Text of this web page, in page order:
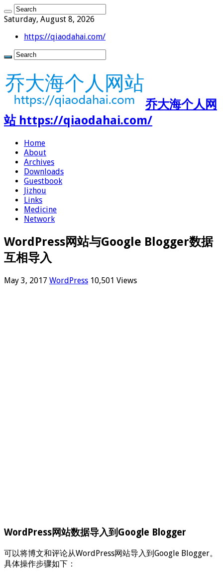
Saturday, August 8, 2026
https://qiaodahai.com/
乔大海个人网
站 https://qiaodahai.com/
Home
About
Archives
Downloads
Guestbook
Jizhou
Links
Medicine
Network
WordPress网站与Google Blogger数据
互相导入
May 3, 2017 WordPress 10,501 Views
WordPress网站数据导入到Google Blogger
可以将博文和评论从WordPress网站导入到Google Blogger。
具体操作步骤如下：